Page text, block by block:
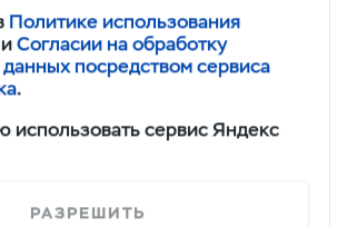
Политике использования
иСогласии на обработку
посредством сервиса
.
использовать сервис Яндекс
РАЗРЕШИТЬ